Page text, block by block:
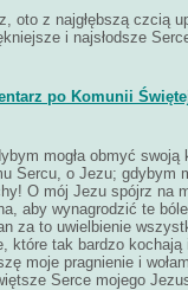
oto z najgłębszą czcią
i najsłodsze
po Komunii
mogła obmyć
Sercu, o Jezu; gdybym
O mój Jezu spójrz na
aby wynagrodzić te
za to uwielbienie
które tak bardzo
moje pragnienie i
Serce mojego